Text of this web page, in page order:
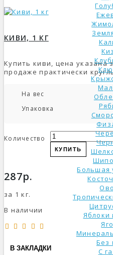
Большая
Яблоки
Без
С
КИВИ, 1 КГ
Купить киви, цена указана
продаже практически
На вес
Упаковка
Количество
КУПИТЬ
287р.
за 1 кг.
В наличии
В ЗАКЛАДКИ